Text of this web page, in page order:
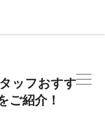
ッフおすす
ご紹介！